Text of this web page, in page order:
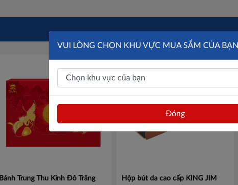
Bánh Trung Thu Kinh Đô Trăng
Hộp bút da cao cấp KING JIM
VUI LÒNG CHỌN KHU VỰC MUA SẮM CỦA BẠN
Đóng